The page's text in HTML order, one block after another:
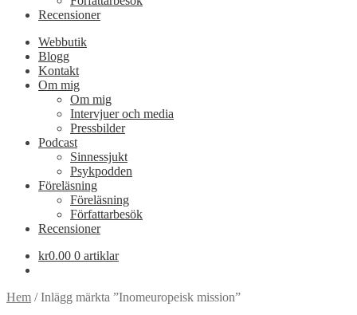
Recensioner
Webbutik
Blogg
Kontakt
Om mig
Om mig
Intervjuer och media
Pressbilder
Podcast
Sinnessjukt
Psykpodden
Föreläsning
Föreläsning
Författarbesök
Recensioner
kr0.00 0 artiklar
Hem /Inlägg märkta ”Inomeuropeisk mission”